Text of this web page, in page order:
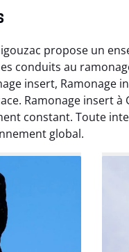
propose un
conduits au
insert, Ramonage
Ramonage insert
constant. Toute
global.
les